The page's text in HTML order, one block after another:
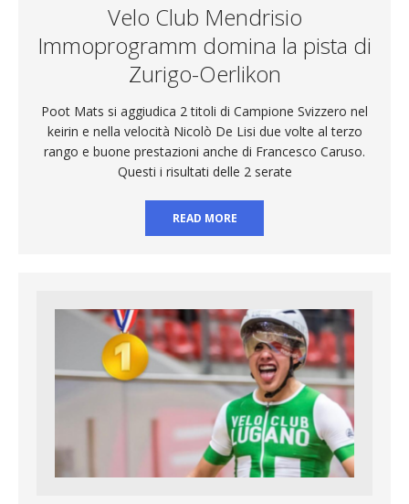
Velo Club Mendrisio
Immoprogramm domina la pista di
Zurigo-Oerlikon
Poot Mats si aggiudica 2 titoli di Campione Svizzero nel
keirin e nella velocità Nicolò De Lisi due volte al terzo
rango e buone prestazioni anche di Francesco Caruso.
Questi i risultati delle 2 serate
READ MORE